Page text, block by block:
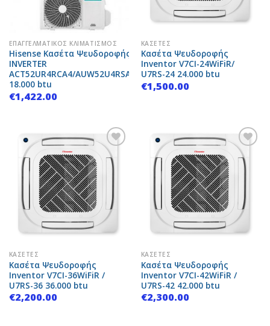
ΕΠΑΓΓΕΛΜΑΤΙΚΌΣ ΚΛΙΜΑΤΙΣΜΌΣ
Hisense Κασέτα Ψευδοροφής
INVERTER
ACT52UR4RCA4/AUW52U4RSA
18.000 btu
€1,422.00
ΚΑΣΈΤΕΣ
Κασέτα Ψευδοροφής
Inventor V7CI-24WiFiR/
U7RS-24 24.000 btu
€1,500.00
ΚΑΣΈΤΕΣ
Κασέτα Ψευδοροφής
Inventor V7CI-36WiFiR /
U7RS-36 36.000 btu
€2,200.00
ΚΑΣΈΤΕΣ
Κασέτα Ψευδοροφής
Inventor V7CI-42WiFiR /
U7RS-42 42.000 btu
€2,300.00